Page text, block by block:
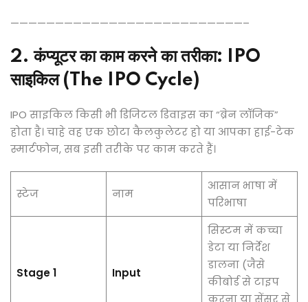
——————————————————————————–
2. कंप्यूटर का काम करने का तरीका: IPO
साइकिल (The IPO Cycle)
IPO साइकिल किसी भी डिजिटल डिवाइस का “ब्रेन लॉजिक”
होता है। चाहे वह एक छोटा कैलकुलेटर हो या आपका हाई-टेक
स्मार्टफोन, सब इसी तरीके पर काम करते हैं।
स्टेज नाम
आसान भाषा में
परिभाषा
Stage 1 Input
सिस्टम में कच्चा
डेटा या निर्देश
डालना (जैसे
कीबोर्ड से टाइप
करना या सेंसर से